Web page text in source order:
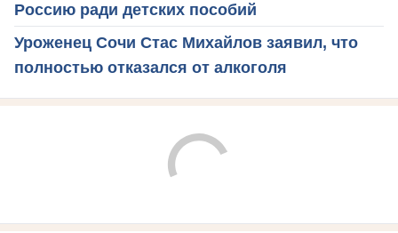
Россию ради детских пособий
Уроженец Сочи Стас Михайлов заявил, что
полностью отказался от алкоголя